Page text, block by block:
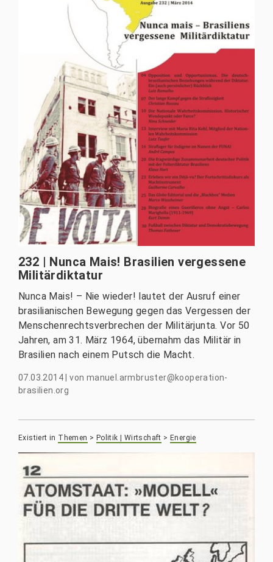
232 | Nunca Mais! Brasilien vergessene
Militärdiktatur
Nunca Mais! – Nie wieder! lautet der Ausruf einer
brasilianischen Bewegung gegen das Vergessen der
Menschenrechtsverbrechen der Militärjunta. Vor 50
Jahren, am 31. März 1964, übernahm das Militär in
Brasilien nach einem Putsch die Macht.
07.03.2014 |von manuel.armbruster@kooperation-
brasilien.org
Existiert in Themen > Politik | Wirtschaft > Energie